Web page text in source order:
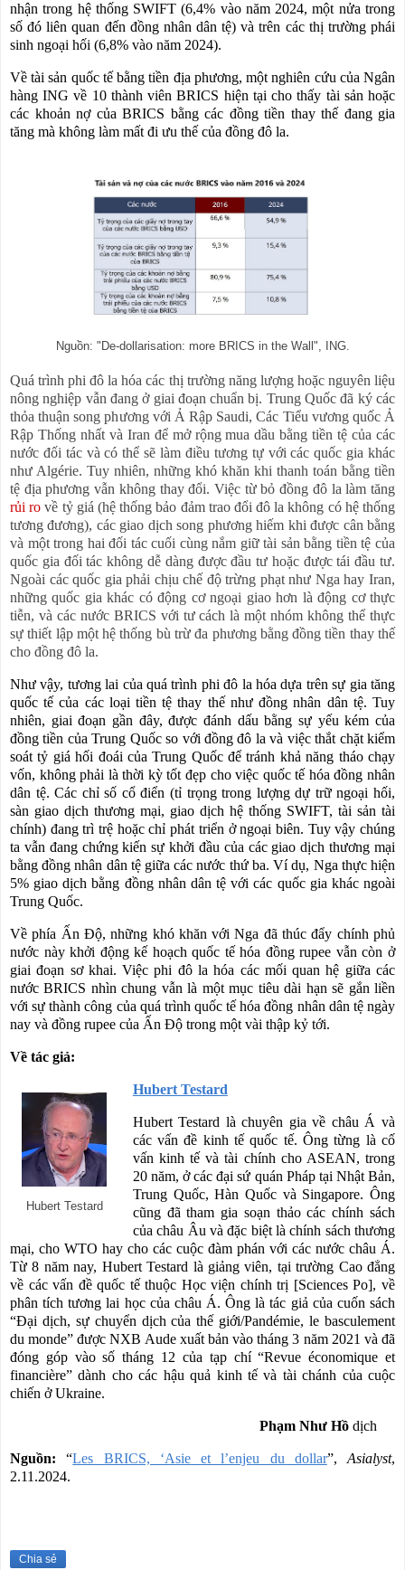
nhận trong hệ thống SWIFT (6,4% vào năm 2024, một nửa trong
số đó liên quan đến đồng nhân dân tệ) và trên các thị trường phái
sinh ngoại hối (6,8% vào năm 2024).
Về tài sản quốc tế bằng tiền địa phương, một nghiên cứu của Ngân
hàng ING về 10 thành viên BRICS hiện tại cho thấy tài sản hoặc
các khoản nợ của BRICS bằng các đồng tiền thay thế đang gia
tăng mà không làm mất đi ưu thế của đồng đô la.
Nguồn: "De-dollarisation: more BRICS in the Wall", ING.
Quá trình phi đô la hóa các thị trường năng lượng hoặc nguyên liệu
nông nghiệp vẫn đang ở giai đoạn chuẩn bị. Trung Quốc đã ký các
thỏa thuận song phương với Ả Rập Saudi, Các Tiểu vương quốc Ả
Rập Thống nhất và Iran để mở rộng mua dầu bằng tiền tệ của các
nước đối tác và có thể sẽ làm điều tương tự với các quốc gia khác
như Algérie. Tuy nhiên, những khó khăn khi thanh toán bằng tiền
tệ địa phương vẫn không thay đổi. Việc từ bỏ đồng đô la làm tăng
rủi ro về tỷ giá (hệ thống bảo đảm trao đổi đô la không có hệ thống
tương đương), các giao dịch song phương hiếm khi được cân bằng
và một trong hai đối tác cuối cùng nắm giữ tài sản bằng tiền tệ của
quốc gia đối tác không dễ dàng được đầu tư hoặc được tái đầu tư.
Ngoài các quốc gia phải chịu chế độ trừng phạt như Nga hay Iran,
những quốc gia khác có động cơ ngoại giao hơn là động cơ thực
tiễn, và các nước BRICS với tư cách là một nhóm không thể thực
sự thiết lập một hệ thống bù trừ đa phương bằng đồng tiền thay thế
cho đồng đô la.
Như vậy, tương lai của quá trình phi đô la hóa dựa trên sự gia tăng
quốc tế của các loại tiền tệ thay thế như đồng nhân dân tệ. Tuy
nhiên, giai đoạn gần đây, được đánh dấu bằng sự yếu kém của
đồng tiền của Trung Quốc so với đồng đô la và việc thắt chặt kiểm
soát tỷ giá hối đoái của Trung Quốc để tránh khả năng tháo chạy
vốn, không phải là thời kỳ tốt đẹp cho việc quốc tế hóa đồng nhân
dân tệ. Các chỉ số cổ điển (tỉ trọng trong lượng dự trữ ngoại hối,
sàn giao dịch thương mại, giao dịch hệ thống SWIFT, tài sản tài
chính) đang trì trệ hoặc chỉ phát triển ở ngoại biên. Tuy vậy chúng
ta vẫn đang chứng kiếnsự khởi đầu của các giao dịch thương mại
bằng đồng nhân dân tệ giữa các nước thứ ba. Ví dụ, Nga thực hiện
5% giao dịch bằng đồng nhân dân tệ với các quốc gia khác ngoài
Trung Quốc.
Về phía Ấn Độ, những khó khăn với Nga đã thúc đẩy chính phủ
nước này khởi động kế hoạch quốc tế hóa đồng rupee vẫn còn ở
giai đoạn sơ khai. Việc phi đô la hóa các mối quan hệ giữa các
nước BRICS nhìn chung vẫn là một mục tiêu dài hạn sẽ gắn liền
với sự thành công của quá trình quốc tế hóa đồng nhân dân tệ ngày
nay và đồng rupee của Ấn Độ trong một vài thập kỷ tới.
Về tác giả:
Hubert Testard
Hubert Testard
Hubert Testard là chuyên gia về châu Á và
các vấn đề kinh tế quốc tế. Ông từng là cố
vấn kinh tế và tài chính cho ASEAN, trong
20 năm, ở các đại sứ quán Pháp tại Nhật Bản,
Trung Quốc, Hàn Quốc và Singapore. Ông
cũng đã tham gia soạn thảo các chính sách
của châu Âu và đặc biệt là chính sách thương
mại, cho WTO hay cho các cuộc đàm phán với các nước châu Á.
Từ 8 năm nay, Hubert Testard là giảng viên, tại trường Cao đẳng
về các vấn đề quốc tế thuộc Học viện chính trị [Sciences Po], về
phân tích tương lai học của châu Á. Ông là tác giả của cuốn sách
“Đại dịch, sự chuyển dịch của thế giới/Pandémie, le basculement
du monde” được NXB Aude xuất bản vào tháng 3 năm 2021 và đã
đóng góp vào số tháng 12 của tạp chí “Revue économique et
financière” dành cho các hậu quả kinh tế và tài chánh của cuộc
chiến ở Ukraine.
Phạm Như Hồ dịch
Nguồn: “Les BRICS, ‘Asie et l’enjeu du dollar”, Asialyst,
2.11.2024.
Chia sẻ